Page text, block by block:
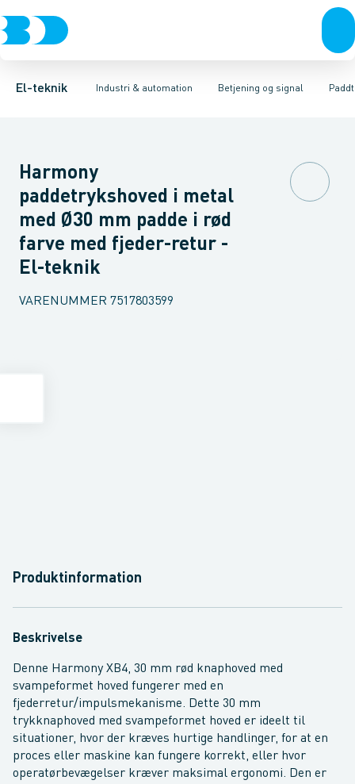
El-teknik Industri & automation
Afbrydere, stikkontakter & lampeudtagForgreningsmateriel
Betjening og signal
Industristiksystemer Frekvensomformere og softstartere
TrykknaphovedLystårn element, optiskTilslutningsmodul
Harmony
paddetrykshoved i metal
med Ø30 mm padde i rød
farve med fjeder-retur -
El-teknik
VARENUMMER 7517803599
Produktinformation
Beskrivelse
Denne Harmony XB4, 30 mm rød knaphoved med
svampeformet hoved fungerer med en
fjederretur/impulsmekanisme. Dette 30 mm
trykknaphoved med svampeformet hoved er ideelt til
situationer, hvor der kræves hurtige handlinger, for at en
proces eller maskine kan fungere korrekt, eller hvor
operatørbevægelser kræver maksimal ergonomi. Den er